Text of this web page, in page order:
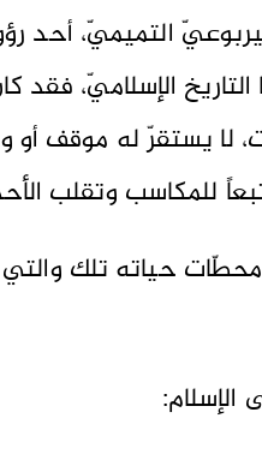
التميميّ، أحد
الإسلاميّ، فقد
لا يستقرّ له موقف أو
للمكاسب وتقلب
حياته تلك والتي